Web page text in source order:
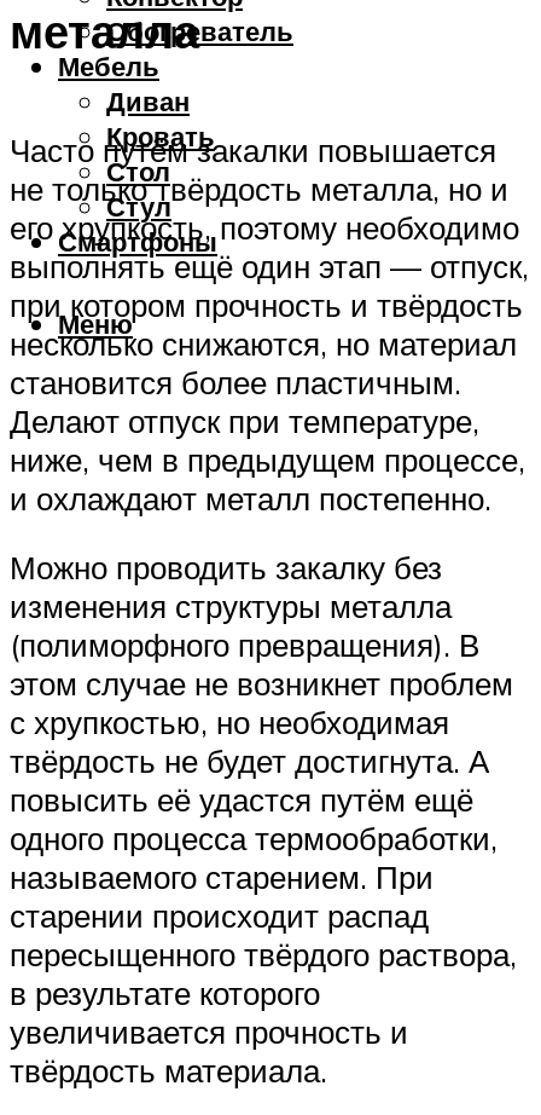
Обогреватель
Мебель
Диван
Кровать
Стол
Стул
Смартфоны
Меню
металла
Часто путём закалки повышается
не только твёрдость металла, но и
его хрупкость, поэтому необходимо
выполнять ещё один этап — отпуск,
при котором прочность и твёрдость
несколько снижаются, но материал
становится более пластичным.
Делают отпуск при температуре,
ниже, чем в предыдущем процессе,
и охлаждают металл постепенно.
Можно проводить закалку без
изменения структуры металла
(полиморфного превращения). В
этом случае не возникнет проблем
с хрупкостью, но необходимая
твёрдость не будет достигнута. А
повысить её удастся путём ещё
одного процесса термообработки,
называемого старением. При
старении происходит распад
пересыщенного твёрдого раствора,
в результате которого
увеличивается прочность и
твёрдость материала.